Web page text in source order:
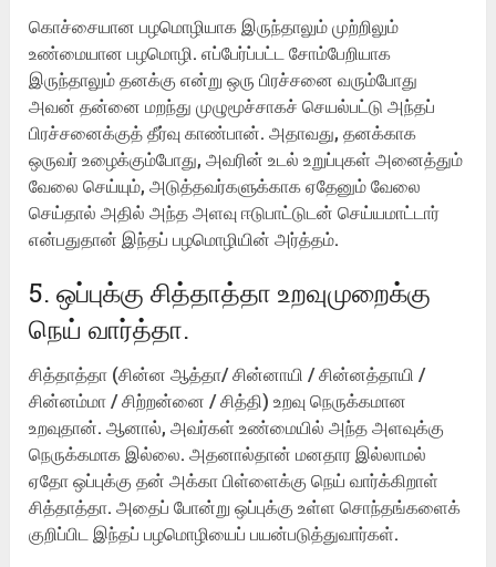
கொச்சையான பழமொழியாக இருந்தாலும் முற்றிலும்
உண்மையான பழமொழி. எப்பேர்ப்பட்ட சோம்பேறியாக
இருந்தாலும் தனக்கு என்று ஒரு பிரச்சனை வரும்போது
அவன் தன்னை மறந்து முழுமூச்சாகச் செயல்பட்டு அந்தப்
பிரச்சனைக்குத் தீர்வு காண்பான். அதாவது, தனக்காக
ஒருவர் உழைக்கும்போது, அவரின் உடல் உறுப்புகள் அனைத்தும்
வேலை செய்யும், அடுத்தவர்களுக்காக ஏதேனும் வேலை
செய்தால் அதில் அந்த அளவு ஈடுபாட்டுடன் செய்யமாட்டார்
என்பதுதான் இந்தப் பழமொழியின் அர்த்தம்.
5. ஒப்புக்கு சித்தாத்தா உறவுமுறைக்கு
நெய் வார்த்தா.
சித்தாத்தா (சின்ன ஆத்தா/ சின்னாயி / சின்னத்தாயி /
சின்னம்மா / சிற்றன்னை / சித்தி) உறவு நெருக்கமான
உறவுதான். ஆனால், அவர்கள் உண்மையில் அந்த அளவுக்கு
நெருக்கமாக இல்லை. அதனால்தான் மனதார இல்லாமல்
ஏதோ ஒப்புக்கு தன் அக்கா பிள்ளைக்கு நெய் வார்க்கிறாள்
சித்தாத்தா. அதைப் போன்று ஒப்புக்கு உள்ள சொந்தங்களைக்
குறிப்பிட இந்தப் பழமொழியைப் பயன்படுத்துவார்கள்.